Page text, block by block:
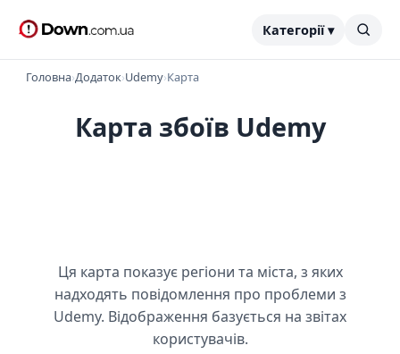
Категорії ▾
Головна›Додаток›Udemy›Карта
Карта збоїв Udemy
Ця карта показує регіони та міста, з яких
надходять повідомлення про проблеми з
Udemy. Відображення базується на звітах
користувачів.